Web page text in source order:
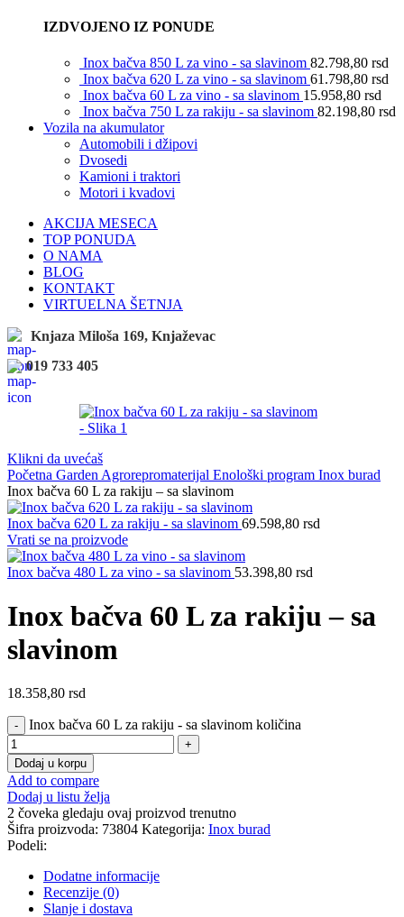
IZDVOJENO IZ PONUDE
Inox bačva 850 L za vino - sa slavinom 82.798,80 rsd
Inox bačva 620 L za vino - sa slavinom 61.798,80 rsd
Inox bačva 60 L za vino - sa slavinom 15.958,80 rsd
Inox bačva 750 L za rakiju - sa slavinom 82.198,80 rsd
Vozila na akumulator
Automobili i džipovi
Dvosedi
Kamioni i traktori
Motori i kvadovi
AKCIJA MESECA
TOP PONUDA
O NAMA
BLOG
KONTAKT
VIRTUELNA ŠETNJA
Knjaza Miloša 169, Knjaževac
019 733 405
Klikni da uvećaš
Početna Garden Agrorepromaterijal Enološki program Inox burad
Inox bačva 60 L za rakiju – sa slavinom
Inox bačva 620 L za rakiju - sa slavinom 69.598,80 rsd
Vrati se na proizvode
Inox bačva 480 L za vino - sa slavinom 53.398,80 rsd
Inox bačva 60 L za rakiju – sa
slavinom
18.358,80 rsd
Inox bačva 60 L za rakiju - sa slavinom količina
Dodaj u korpu
Add to compare
Dodaj u listu želja
2 čoveka gledaju ovaj proizvod trenutno
Šifra proizvoda: 73804 Kategorija: Inox burad
Podeli:
Dodatne informacije
Recenzije (0)
Slanje i dostava